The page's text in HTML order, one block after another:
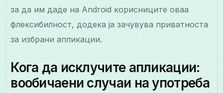
за да им даде на Android корисниците оваа
флексибилност, додека ја зачувува приватноста
за избрани апликации.
Кога да исклучите апликации:
вообичаени случаи на употреба